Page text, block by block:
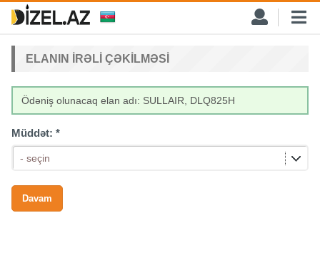
ELANIN IRƏLI ÇƏKILMƏSI
Ödəniş olunacaq elan adı: SULLAIR, DLQ825H
Müddət: *
- seçin